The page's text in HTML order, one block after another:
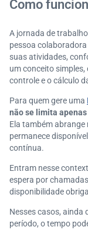
rnas
o Estratégica
Como
Cálculo da
Cálculo da
Adicionais
Controle
Riscos de
Horas
dos?
Existe limite
s?
Os
ho?
Existe limite
Como
A jornada de
pessoa
suas atividades,
um conceito
controle e o cálculo
Para quem gere uma
não se limita
Ela também abrange
permanece
contínua.
Entram nesse
espera por
disponibilidade
Nesses casos,
período, o tempo